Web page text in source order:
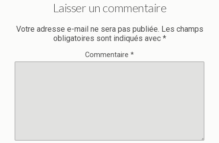
Laisser un commentaire
Votre adresse e-mail ne sera pas publiée. Les champs
obligatoires sont indiqués avec *
Commentaire *